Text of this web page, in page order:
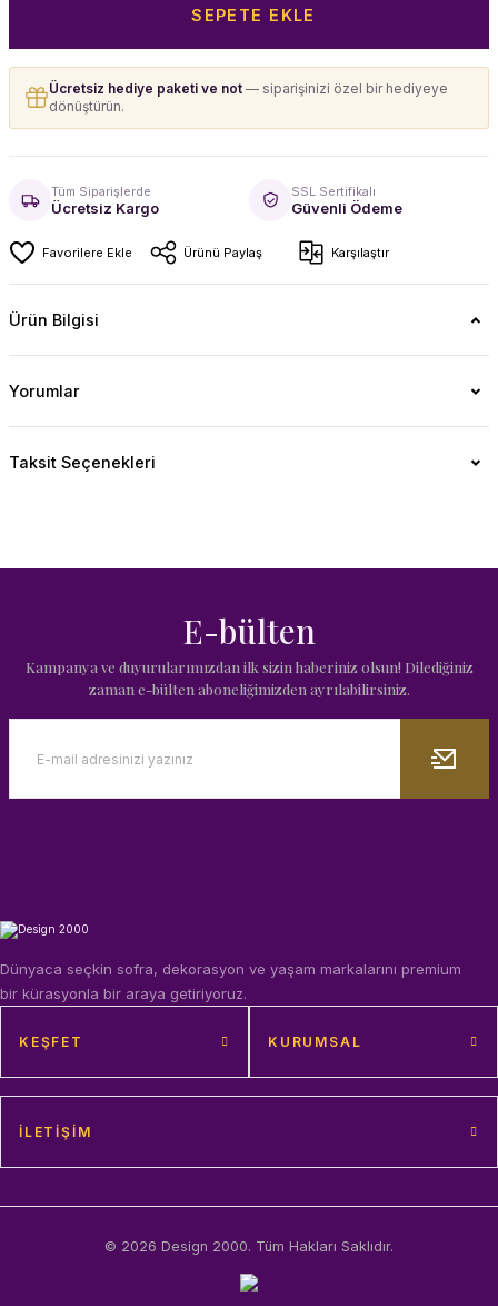
SEPETE EKLE
Ücretsiz hediye paketi ve not — siparişinizi özel bir hediyeye
dönüştürün.
Tüm Siparişlerde
Ücretsiz Kargo
SSL Sertifikalı
Güvenli Ödeme
Ürünü Paylaş Karşılaştır
Ürün Bilgisi
Yorumlar
Taksit Seçenekleri
E-bülten
Kampanya ve duyurularımızdan ilk sizin haberiniz olsun! Dilediğiniz
zaman e-bülten aboneliğimizden ayrılabilirsiniz.
Dünyaca seçkin sofra, dekorasyon ve yaşam markalarını premium
bir kürasyonla bir araya getiriyoruz.
KEŞFET KURUMSAL
İLETIŞIM
© 2026 Design 2000. Tüm Hakları Saklıdır.